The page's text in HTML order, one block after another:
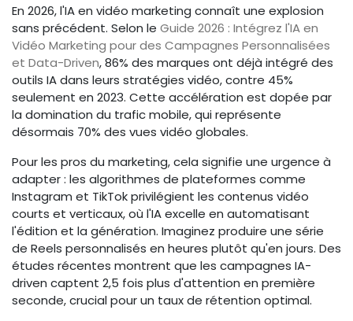
En 2026, l'IA en vidéo marketing connaît une explosion
sans précédent. Selon le Guide 2026 : Intégrez l'IA en
Vidéo Marketing pour des Campagnes Personnalisées
et Data-Driven, 86% des marques ont déjà intégré des
outils IA dans leurs stratégies vidéo, contre 45%
seulement en 2023. Cette accélération est dopée par
la domination du trafic mobile, qui représente
désormais 70% des vues vidéo globales.
Pour les pros du marketing, cela signifie une urgence à
adapter : les algorithmes de plateformes comme
Instagram et TikTok privilégient les contenus vidéo
courts et verticaux, où l'IA excelle en automatisant
l'édition et la génération. Imaginez produire une série
de Reels personnalisés en heures plutôt qu'en jours. Des
études récentes montrent que les campagnes IA-
driven captent 2,5 fois plus d'attention en première
seconde, crucial pour un taux de rétention optimal.